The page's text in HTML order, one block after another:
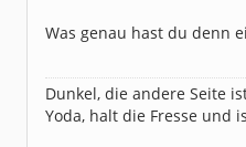
Was genau hast du denn
Dunkel, die andere Seite
Yoda, halt die Fresse und